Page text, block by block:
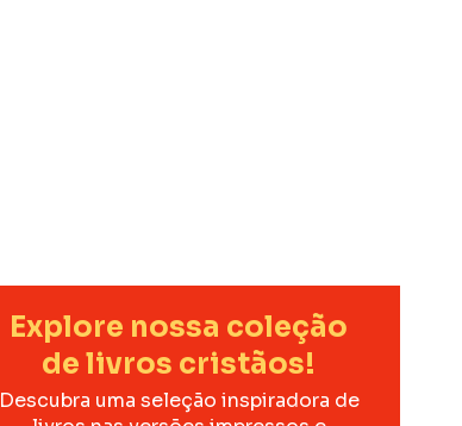
Explore nossa coleção
de livros cristãos!
Descubra uma seleção inspiradora de